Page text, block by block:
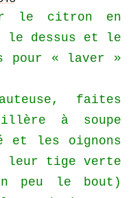
le citron en
le dessus et le
pour « laver »
faites
à soupe
et les oignons
leur tige verte
peu le bout)